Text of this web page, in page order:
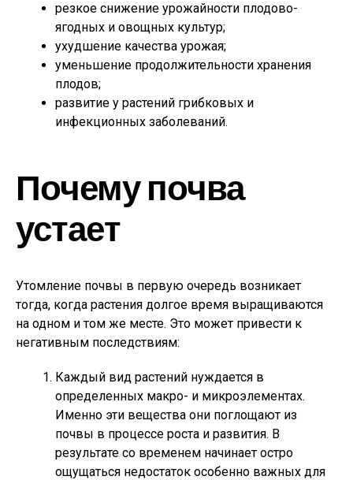
резкое снижение урожайности плодово-
ягодных и овощных культур;
ухудшение качества урожая;
уменьшение продолжительности хранения
плодов;
развитие у растений грибковых и
инфекционных заболеваний.
Почему почва
устает
Утомление почвы в первую очередь возникает
тогда, когда растения долгое время выращиваются
на одном и том же месте. Это может привести к
негативным последствиям:
Каждый вид растений нуждается в
определенных макро- и микроэлементах.
Именно эти вещества они поглощают из
почвы в процессе роста и развития. В
результате со временем начинает остро
ощущаться недостаток особенно важных для